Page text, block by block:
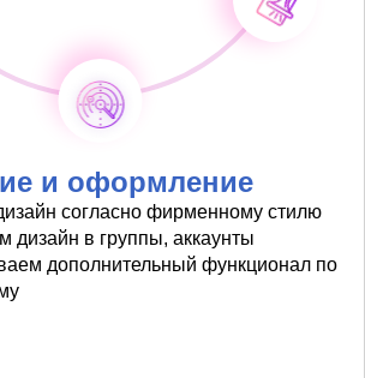
и оформление
согласно фирменному стилю
дизайн в группы, аккаунты
дополнительный функционал по